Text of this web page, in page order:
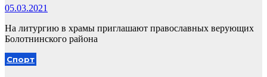
05.03.2021
На литургию в храмы приглашают православных верующих
Болотнинского района
Спорт